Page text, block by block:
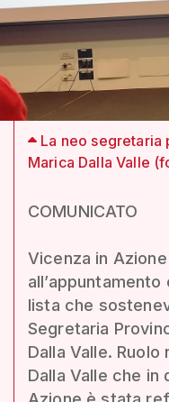
La neo segretaria
Marica Dalla Valle
COMUNICATO
Vicenza in
lista che
Segretaria
Dalla Valle.
Dalla Valle che in